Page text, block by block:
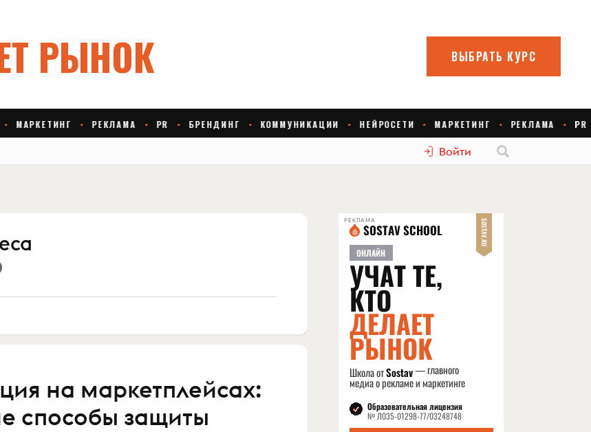
Войти
на маркетплейсах:
способы защиты
РЕКЛАМА